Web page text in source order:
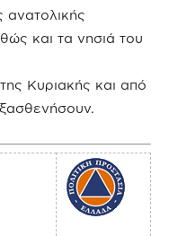
ανατολικής
και τα νησιά του
Κυριακής και από